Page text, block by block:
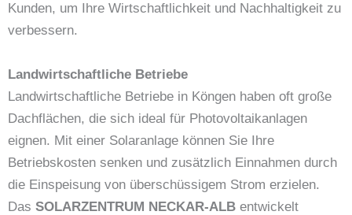
Kunden, um Ihre Wirtschaftlichkeit und Nachhaltigkeit zu
verbessern.
Landwirtschaftliche Betriebe
Landwirtschaftliche Betriebe in Köngen haben oft große
Dachflächen, die sich ideal für Photovoltaikanlagen
eignen. Mit einer Solaranlage können Sie Ihre
Betriebskosten senken und zusätzlich Einnahmen durch
die Einspeisung von überschüssigem Strom erzielen.
Das SOLARZENTRUM NECKAR-ALB entwickelt